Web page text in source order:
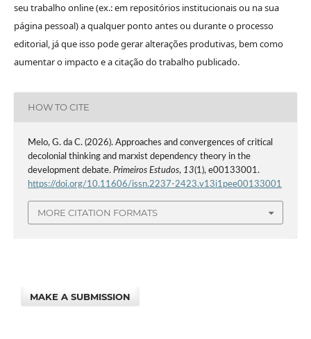
seu trabalho online (ex.: em repositórios institucionais ou na sua
página pessoal) a qualquer ponto antes ou durante o processo
editorial, já que isso pode gerar alterações produtivas, bem como
aumentar o impacto e a citação do trabalho publicado.
HOW TO CITE
Melo, G. da C. (2026). Approaches and convergences of critical
decolonial thinking and marxist dependency theory in the
development debate. Primeiros Estudos, 13(1), e00133001.
https://doi.org/10.11606/issn.2237-2423.v13i1pee00133001
MORE CITATION FORMATS
MAKE A SUBMISSION